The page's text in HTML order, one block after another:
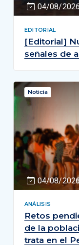
04/08/
EDITORIAL
[Editorial]
señales de
Noticia
04/08/
ANÁLISIS
Retos
de la
trata en el